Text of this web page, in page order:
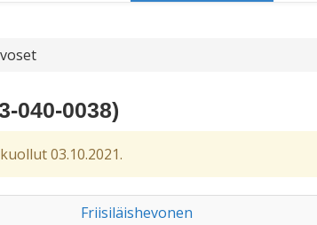
040-0038)
03.10.2021.
Friisiläishevonen